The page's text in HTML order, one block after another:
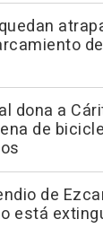
dona a
de
de
está